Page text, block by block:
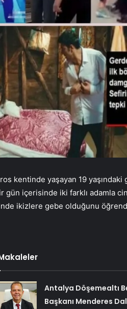
kentinde yaşayan 19 yaşındaki
gün içerisinde iki farklı adamla
ikizlere gebe olduğunu
Antalya Döşemealtı
Başkanı Menderes